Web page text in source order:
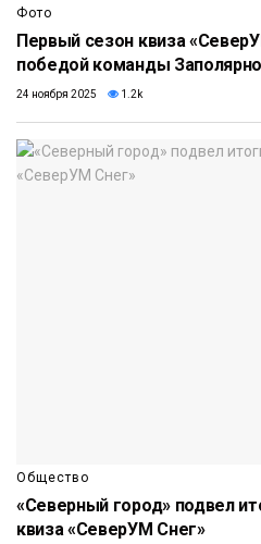
Фото
Первый сезон квиза
победой команды
24 ноября 2025 1.2k
Общество
«Северный город» подвел
квиза «СеверУМ Снег»